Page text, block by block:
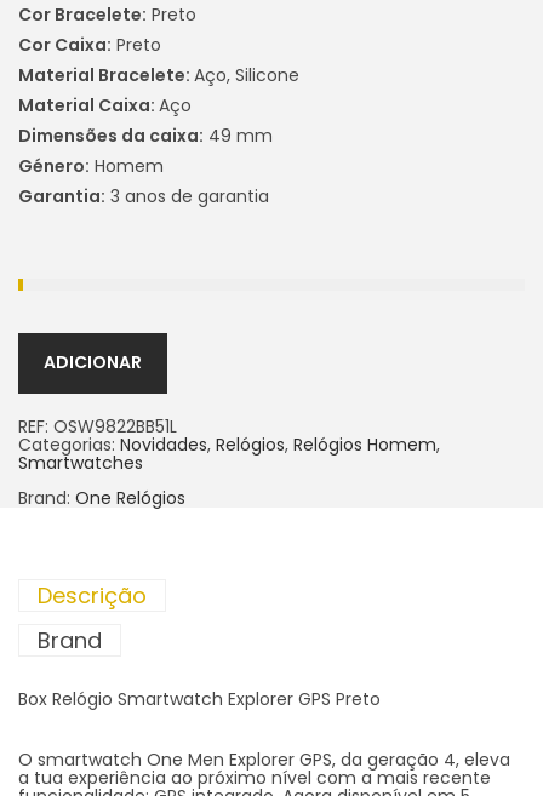
Cor Bracelete: Preto
Cor Caixa: Preto
Material Bracelete: Aço, Silicone
Material Caixa: Aço
Dimensões da caixa: 49 mm
Género: Homem
Garantia: 3 anos de garantia
ADICIONAR
REF: OSW9822BB51L
Categorias: Novidades, Relógios, Relógios Homem,
Smartwatches
Brand: One Relógios
Descrição
Brand
Box Relógio Smartwatch Explorer GPS Preto
O smartwatch One Men Explorer GPS, da geração 4, eleva
a tua experiência ao próximo nível com a mais recente